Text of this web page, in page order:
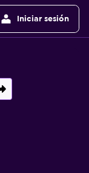
Iniciar sesión